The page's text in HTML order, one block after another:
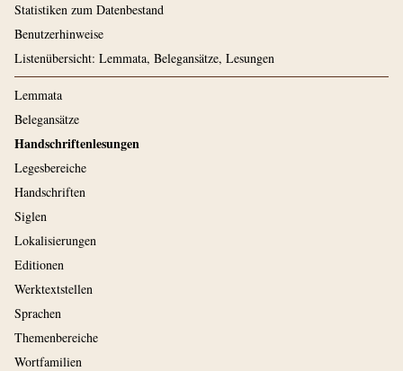
Statistiken zum Datenbestand
Benutzerhinweise
Listenübersicht: Lemmata, Belegansätze, Lesungen
Lemmata
Belegansätze
Handschriftenlesungen
Legesbereiche
Handschriften
Siglen
Lokalisierungen
Editionen
Werktextstellen
Sprachen
Themenbereiche
Wortfamilien